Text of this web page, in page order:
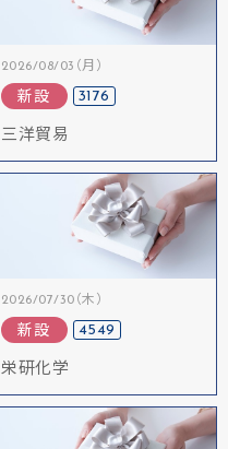
2026/08/03（月）
新設 3176
三洋貿易
2026/07/30（木）
新設 4549
栄研化学